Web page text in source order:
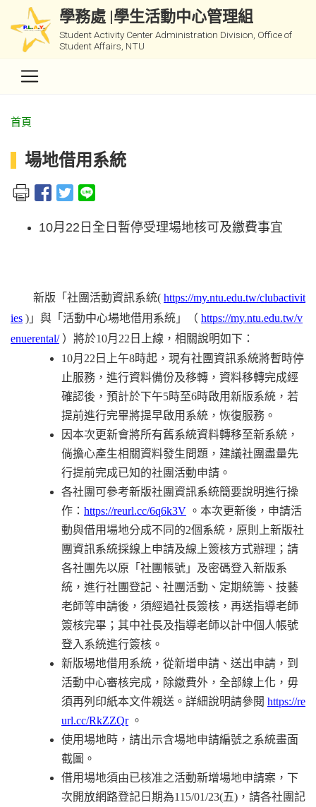
學務處 |學生活動中心管理組
Student Activity Center Administration Division, Office of
Student Affairs, NTU
首頁
場地借用系統
10月22日全日暫停受理場地核可及繳費事宜
新版「社團活動資訊系統( https://my.ntu.edu.tw/clubactivit
ies ) 」與「活動中心場地借用系統」（ https://my.ntu.edu.tw/v
enuerental/ ）將於10月22日上線，相關說明如下：
10月22日上午8時起，現有社團資訊系統將暫時停
止服務，進行資料備份及移轉，資料移轉完成經
確認後，預計於下午5時至6時啟用新版系統，若
提前進行完畢將提早啟用系統，恢復服務。
因本次更新會將所有舊系統資料轉移至新系統，
倘擔心產生相關資料發生問題，建議社團盡量先
行提前完成已知的社團活動申請。
各社團可參考新版社團資訊系統簡要說明進行操
作： https://reurl.cc/6q6k3V 。本次更新後，申請活
動與借用場地分成不同的2個系統，原則上新版社
團資訊系統採線上申請及線上簽核方式辦理；請
各社團先以原「社團帳號」及密碼登入新版系
統，進行社團登記、社團活動、定期統籌、技藝
老師等申請後，須經過社長簽核，再送指導老師
簽核完畢；其中社長及指導老師以計中個人帳號
登入系統進行簽核。
新版場地借用系統，從新增申請、送出申請，到
活動中心審核完成，除繳費外，全部線上化，毋
須再列印紙本文件親送。詳細說明請參閱 https://re
url.cc/RkZZQr 。
使用場地時，請出示含場地申請編號之系統畫面
截圖。
借用場地須由已核准之活動新增場地申請案，下
次開放網路登記日期為115/01/23(五)，請各社團記